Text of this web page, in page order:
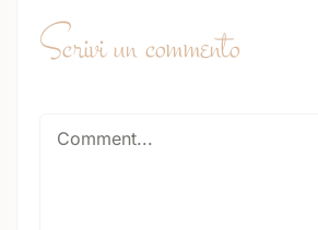
Scrivi un commento
Comment